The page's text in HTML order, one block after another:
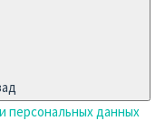
персональных данных